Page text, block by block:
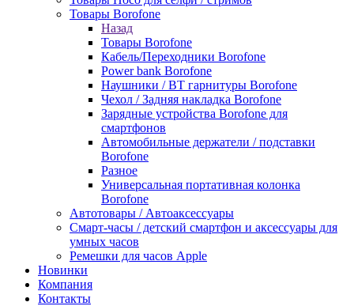
Товары Borofone
Назад
Товары Borofone
Кабель/Переходники Borofone
Power bank Borofone
Наушники / BT гарнитуры Borofone
Чехол / Задняя накладка Borofone
Зарядные устройства Borofone для
смартфонов
Автомобильные держатели / подставки
Borofone
Разное
Универсальная портативная колонка
Borofone
Автотовары / Автоаксессуары
Смарт-часы / детский смартфон и аксессуары для
умных часов
Ремешки для часов Apple
Новинки
Компания
Контакты